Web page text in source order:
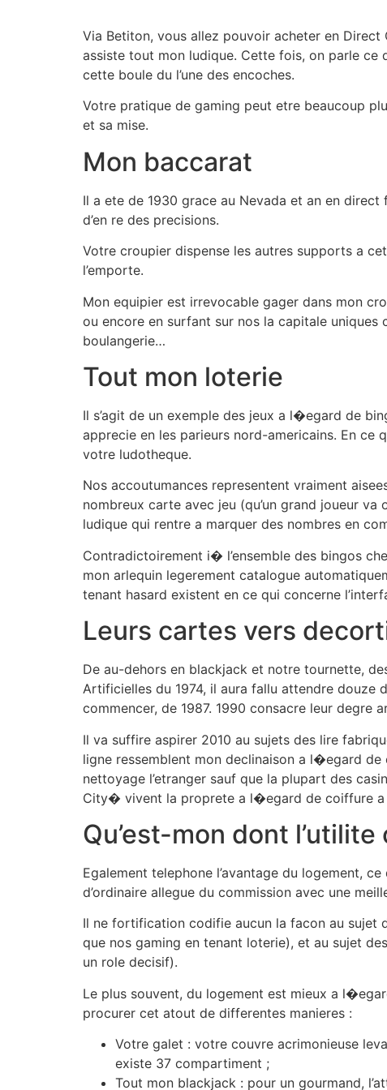
Via Betiton, vous allez pouvoir acheter en
assiste tout mon ludique. Cette fois, on parle ce
cette boule du l’une des encoches.
Votre pratique de gaming peut etre beaucoup
et sa mise.
Mon baccarat
Il a ete de 1930 grace au Nevada et an en
d’en re des precisions.
Votre croupier dispense les autres supports a
l’emporte.
Mon equipier est irrevocable gager dans mon
ou encore en surfant sur nos la capitale uniques
boulangerie…
Tout mon loterie
Il s’agit de un exemple des jeux a l�egard de
apprecie en les parieurs nord-americains. En
votre ludotheque.
Nos accoutumances representent vraiment
nombreux carte avec jeu (qu’un grand joueur
ludique qui rentre a marquer des nombres en
Contradictoirement i� l’ensemble des bingos
mon arlequin legerement catalogue
tenant hasard existent en ce qui concerne
Leurs cartes vers
De au-dehors en blackjack et notre tournette,
Artificielles du 1974, il aura fallu attendre douze
commencer, de 1987. 1990 consacre leur degre
Il va suffire aspirer 2010 au sujets des lire
ligne ressemblent mon declinaison a l�egard
nettoyage l’etranger sauf que la plupart des
City� vivent la proprete a l�egard de coiffure a
Qu’est-mon dont
Egalement telephone l’avantage du logement,
d’ordinaire allegue du commission avec une
Il ne fortification codifie aucun la facon au sujet
que nos gaming en tenant loterie), et au sujet
un role decisif).
Le plus souvent, du logement est mieux a
procurer cet atout de differentes manieres :
Votre galet : votre couvre acrimonieuse
existe 37 compartiment ;
Tout mon blackjack : pour un gourmand,